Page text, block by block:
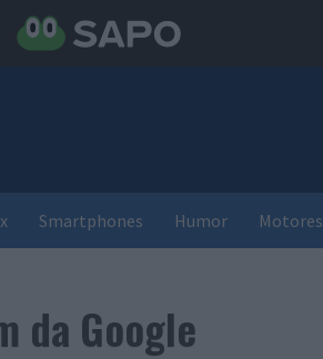
Smartphones Humor Motores
da Google